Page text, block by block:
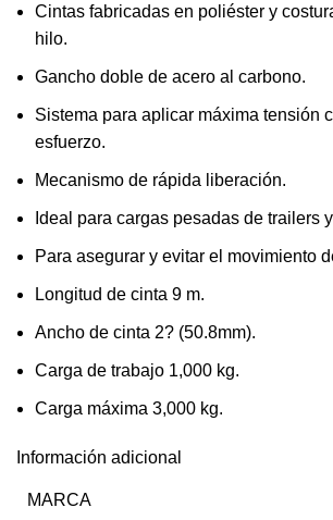
Cintas fabricadas en poliéster y
hilo.
Gancho doble de acero al carbono.
Sistema para aplicar máxima tensión
esfuerzo.
Mecanismo de rápida liberación.
Ideal para cargas pesadas de trailers
Para asegurar y evitar el movimiento
Longitud de cinta 9 m.
Ancho de cinta 2? (50.8mm).
Carga de trabajo 1,000 kg.
Carga máxima 3,000 kg.
Información adicional
MARCA